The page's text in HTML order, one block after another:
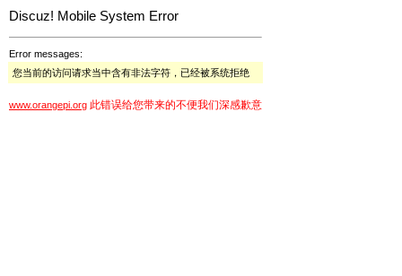
Discuz! Mobile System Error
Error messages:
您当前的访问请求当中含有非法字符，已经被系统拒绝
www.orangepi.org 此错误给您带来的不便我们深感歉意